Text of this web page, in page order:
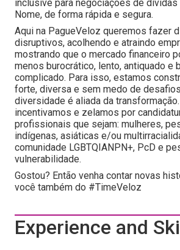
inclusive para negociações de dívidas
Nome, de forma rápida e segura.
Aqui na PagueVeloz queremos fazer
disruptivos, acolhendo e atraindo
mostrando que o mercado financeiro
menos burocrático, lento, antiquado e
complicado. Para isso, estamos
forte, diversa e sem medo de
diversidade é aliada da
incentivamos e zelamos por
profissionais que sejam: mulheres,
indígenas, asiáticas e/ou
comunidade LGBTQIANPN+, PcD e
vulnerabilidade.
Gostou? Então venha contar novas
você também do #TimeVeloz
Experience and